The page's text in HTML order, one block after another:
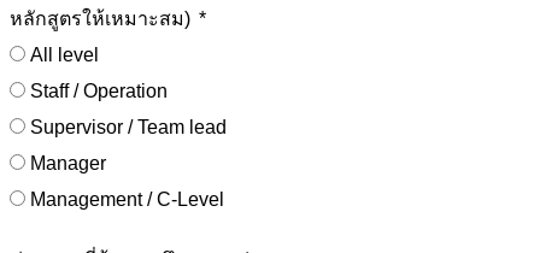
หลักสูตรให้เหมาะสม)
All level
Staff / Operation
Supervisor / Team lead
Manager
Management / C-Level